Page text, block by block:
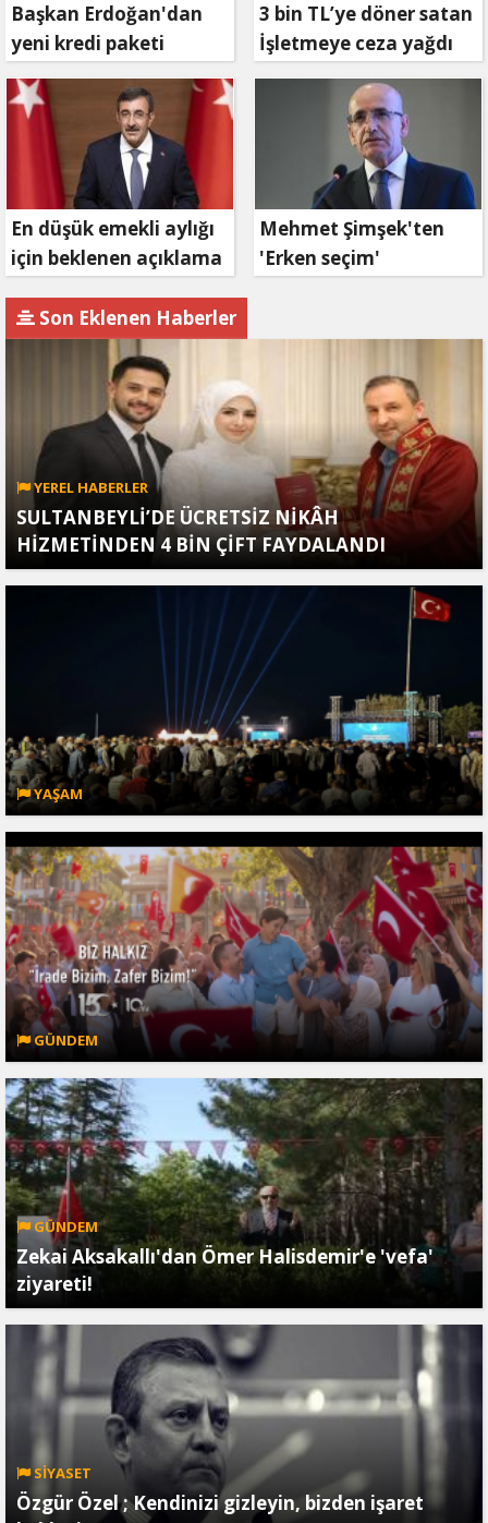
Başkan Erdoğan'dan
yeni kredi paketi
müjdesi: 6 ay geri
ödemesiz, 36 ay vadeli
3 bin TL’ye döner satan
İşletmeye ceza yağdı
En düşük emekli aylığı
için beklenen açıklama
Mehmet Şimşek'ten
'Erken seçim'
Son Eklenen Haberler
YEREL HABERLER
SULTANBEYLİ’DE ÜCRETSİZ NİKÂH
HİZMETİNDEN 4 BİN ÇİFT FAYDALANDI
YAŞAM
GÜNDEM
GÜNDEM
Zekai Aksakallı'dan Ömer Halisdemir'e 'vefa'
ziyareti!
SİYASET
Özgür Özel ; Kendinizi gizleyin, bizden işaret